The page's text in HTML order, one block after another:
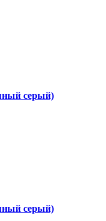
серый)
серый)